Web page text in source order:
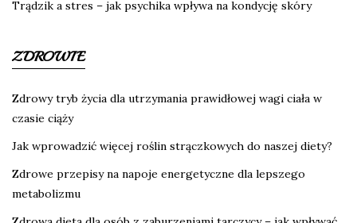
Trądzik a stres – jak psychika wpływa na kondycję skóry
ZDROWIE
Zdrowy tryb życia dla utrzymania prawidłowej wagi ciała w
czasie ciąży
Jak wprowadzić więcej roślin strączkowych do naszej diety?
Zdrowe przepisy na napoje energetyczne dla lepszego
metabolizmu